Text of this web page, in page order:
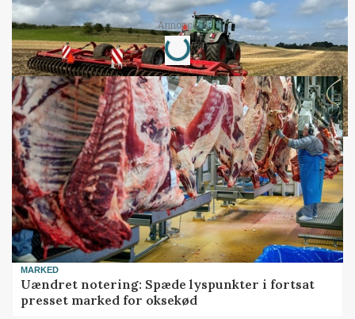
Annonce
Loading...
MARKED
Uændret notering: Spæde lyspunkter i fortsat
presset marked for oksekød